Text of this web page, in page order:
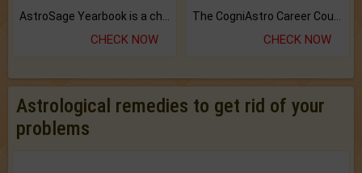
CHECK NOW CHECK NOW
Astrological remedies to get rid of your
problems